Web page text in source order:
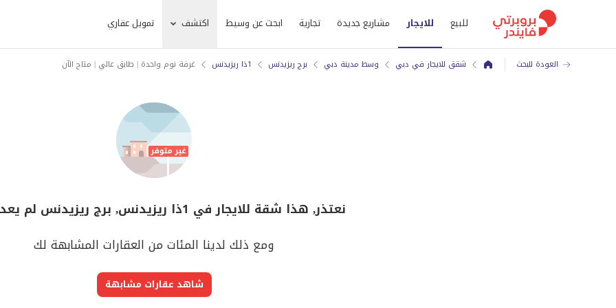
للبيع للايجار مشاريع جديدة تجارية ابحث عن وسيط اكتشف تمويل عقاري
العودة للبحث شقق للايجار في دبي وسط مدينة دبي برج ريزيدنس 1ذا ريزيدنس غرفة نوم واحدة | طابق عالي | متاح الآن
نعتذر, هذا شقة للايجار في 1ذا ريزيدنس, برج ريزيدنس لم يعد متوفر
ومع ذلك لدينا المئات من العقارات المشابهة لك
شاهد عقارات مشابهة